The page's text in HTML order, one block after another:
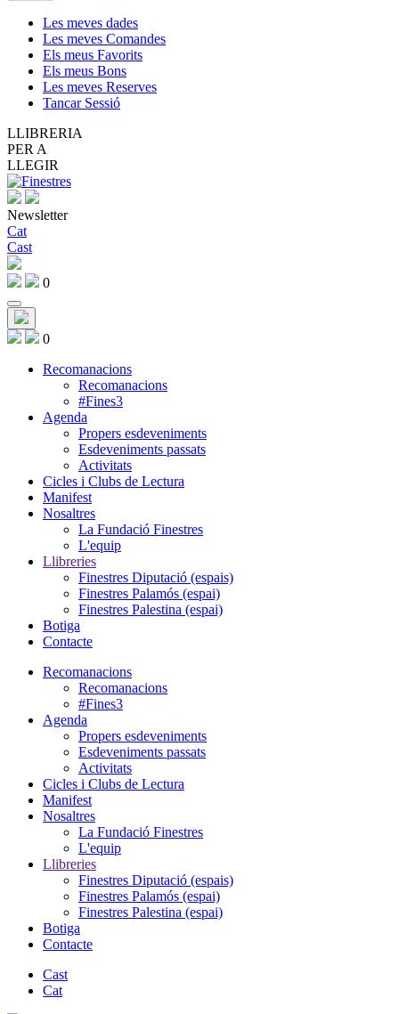
Les meves dades
Les meves Comandes
Els meus Favorits
Els meus Bons
Les meves Reserves
Tancar Sessió
LLIBRERIA
PER A
LLEGIR
Newsletter
Cat
Cast
0
0
Recomanacions
Recomanacions
#Fines3
Agenda
Propers esdeveniments
Esdeveniments passats
Activitats
Cicles i Clubs de Lectura
Manifest
Nosaltres
La Fundació Finestres
L'equip
Llibreries
Finestres Diputació (espais)
Finestres Palamós (espai)
Finestres Palestina (espai)
Botiga
Contacte
Recomanacions
Recomanacions
#Fines3
Agenda
Propers esdeveniments
Esdeveniments passats
Activitats
Cicles i Clubs de Lectura
Manifest
Nosaltres
La Fundació Finestres
L'equip
Llibreries
Finestres Diputació (espais)
Finestres Palamós (espai)
Finestres Palestina (espai)
Botiga
Contacte
Cast
Cat